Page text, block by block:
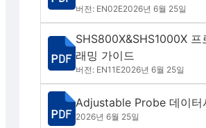
버전: EN02E2026년 6월 25일
SHS800X&SHS1000X 프
래밍 가이드
버전: EN11E2026년 6월 25일
Adjustable Probe 데이터
2026년 6월 25일